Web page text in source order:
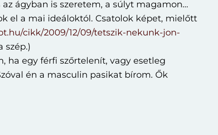
ágyban is szeretem, a súlyt magamon…
el a mai ideáloktól. Csatolok képet, mielőtt
cikk/2009/12/09/tetszik-nekunk-jon-
szép.)
ha egy férfi szőrtelenít, vagy esetleg
én a masculin pasikat bírom. Ők